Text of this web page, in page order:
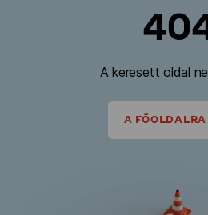
A keresett oldal
A FŐOLDALRA